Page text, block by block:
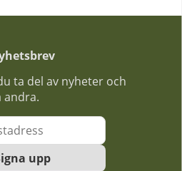
ta del av nyheter och
andra.
upp